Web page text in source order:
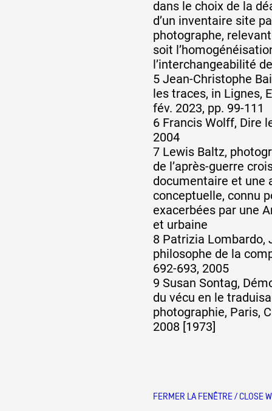
dans le choix de la
d’un inventaire site
photographe,
soit
l’interchangeabilité
5 Jean-Christophe
les traces, in Lignes,
fév. 2023, pp. 99-111
6 Francis Wolff, Dire
2004
7 Lewis Baltz,
de l’après-guerre
documentaire et une
conceptuelle, connu
exacerbées par une
et urbaine
8 Patrizia Lombardo,
philosophe de la
692-693, 2005
9 Susan Sontag,
du vécu en le
photographie, Paris,
2008 [1973]
FERMER LA FENÊTRE / CLOSE